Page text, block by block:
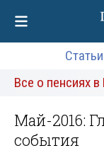
Статьи
Все о пенсиях в
Май-2016:
события